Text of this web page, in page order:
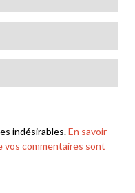
indésirables.En savoir
vos commentaires sont